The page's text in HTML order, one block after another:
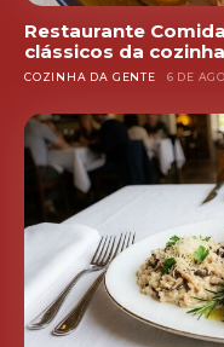
Restaurante
clássicos da
COZINHA DA GENTE 6 DE